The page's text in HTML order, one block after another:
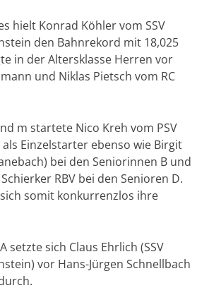
hielt Konrad Köhler vom SSV
den Bahnrekord mit 18,025
in der Altersklasse Herren vor
und Niklas Pietsch vom RC
m startete Nico Kreh vom PSV
als Einzelstarter ebenso wie Birgit
bei den Seniorinnen B und
RBV bei den Senioren D.
somit konkurrenzlos ihre
setzte sich Claus Ehrlich (SSV
vor Hans-Jürgen Schnellbach